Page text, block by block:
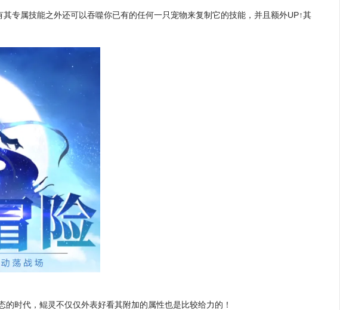
专属技能之外还可以吞噬你已有的任何一只宠物来复制它的技能，并且额外UP↑其
时代，鲲灵不仅仅外表好看其附加的属性也是比较给力的！